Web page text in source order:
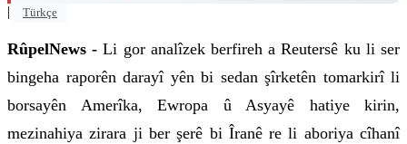
|
Türkçe
RûpelNews - Li gor analîzek berfireh a Reutersê ku li ser
bingeha raporên darayî yên bi sedan şîrketên tomarkirî li
borsayên Amerîka, Ewropa û Asyayê hatiye kirin,
mezinahiya zirara ji ber şerê bi Îranê re li aboriya cîhanî